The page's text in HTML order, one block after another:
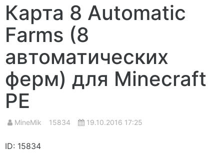
Карта 8 Automatic
Farms (8
автоматических
ферм) для Minecraft
PE
MineMik 15834 19.10.2016 17:25
ID: 15834